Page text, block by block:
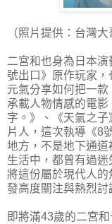
（照片提供：台灣
二宮和也身為日本
號出口》原作玩家
元氣分享如何把一
承載人物情感的電
字。》、《天氣之
片人，這次執導《8
地方，不是地下通
生活中，都曾有過
將這份屬於現代人的
發高度關注與熱烈討
即將滿43歲的二宮